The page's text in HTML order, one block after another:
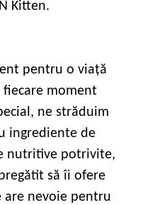
Kitten.
pentru o viaţă
fiecare moment
ne străduim
ingrediente de
nutritive potrivite,
pregătit să îi ofere
nevoie pentru